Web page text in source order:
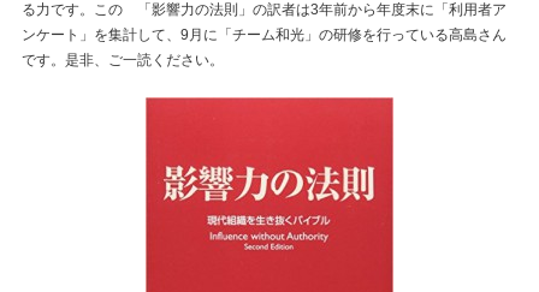
る力です。この 「影響力の法則」の訳者は3年前から年度末に「利用者ア
ンケート」を集計して、9月に「チーム和光」の研修を行っている高島さん
です。是非、ご一読ください。